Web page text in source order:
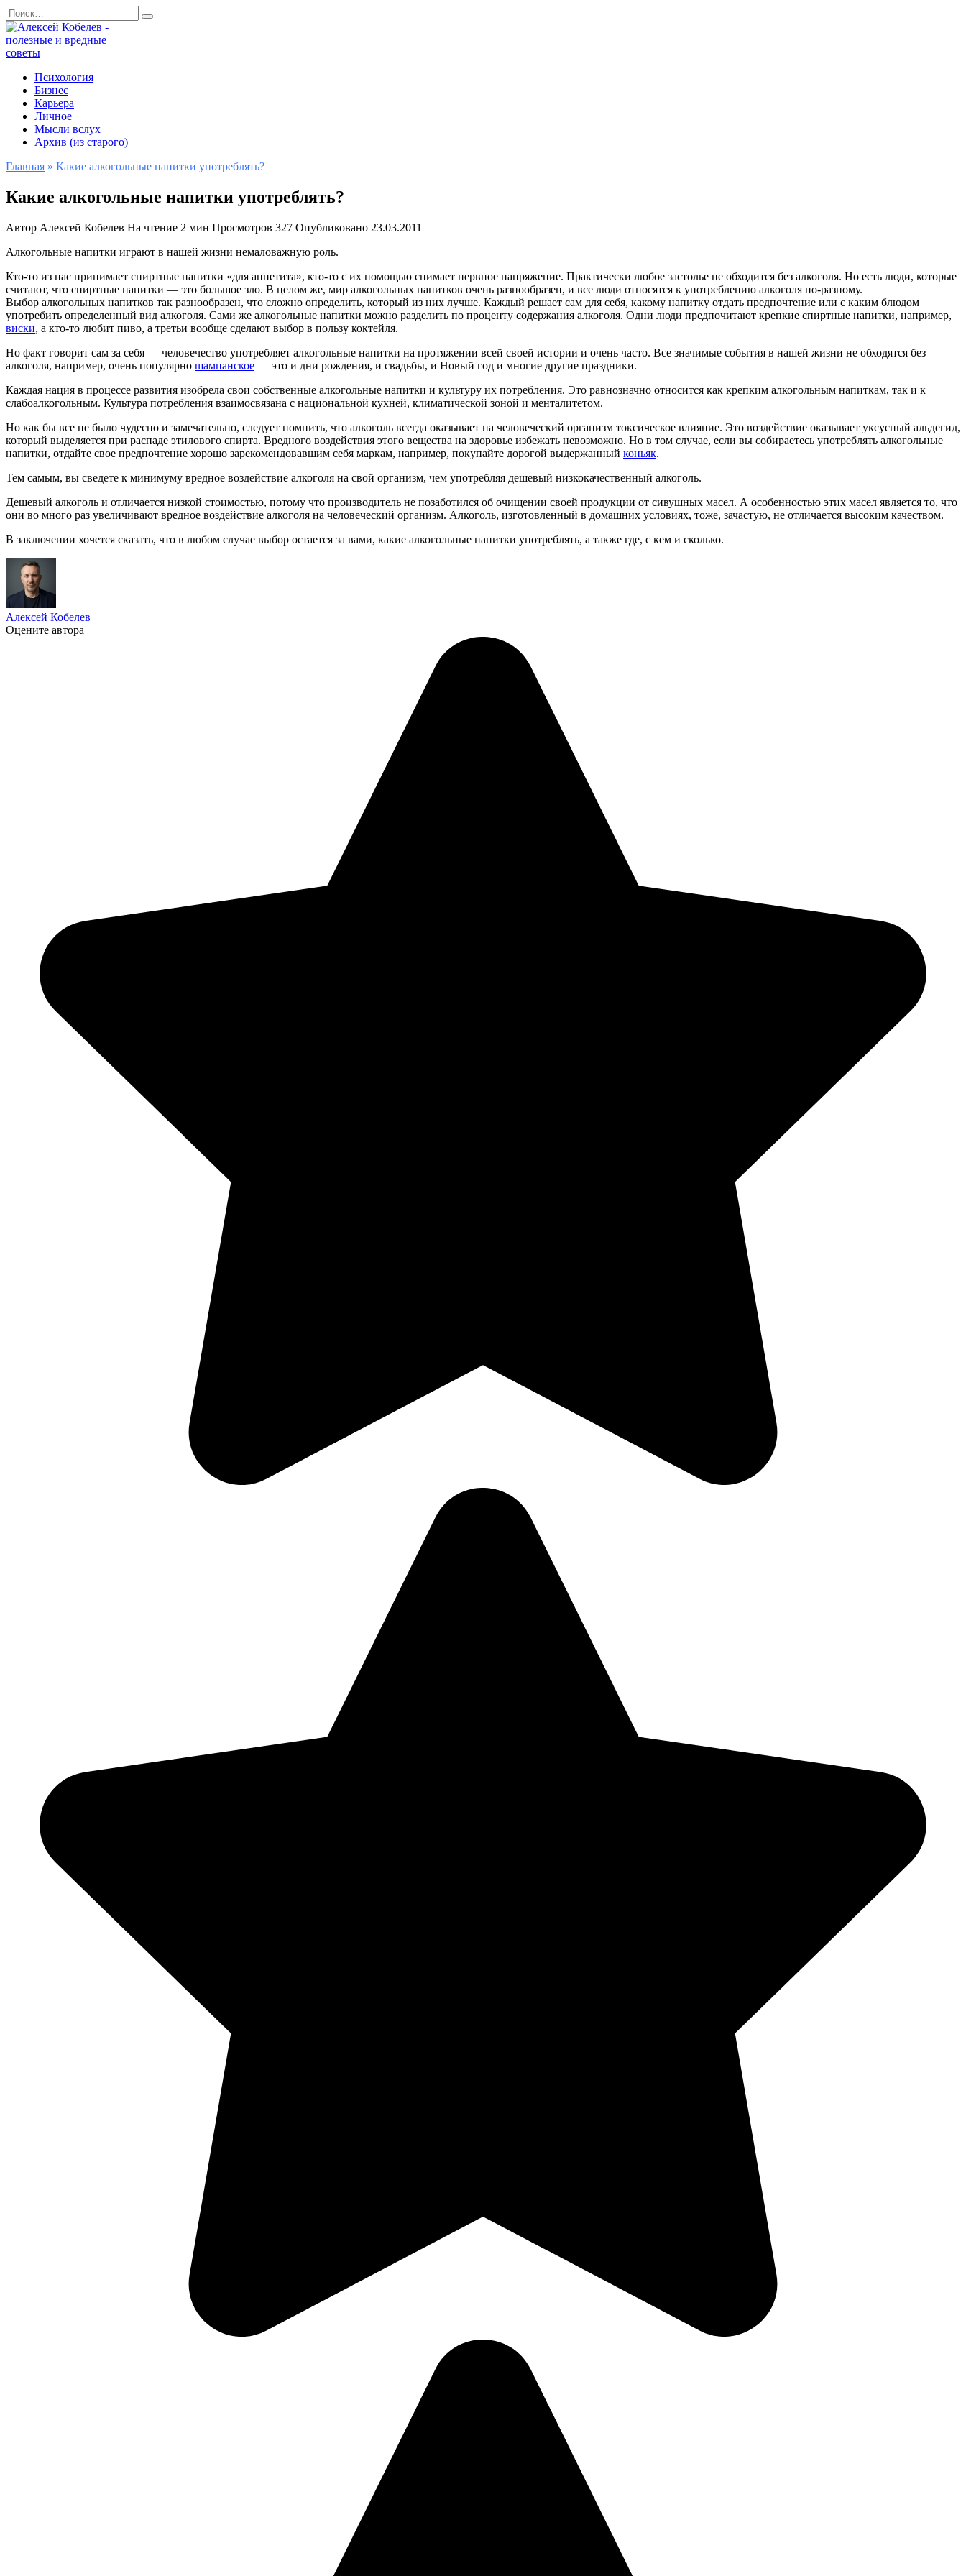
Перейти
к
содержанию
Search
for:
Психология
Бизнес
Карьера
Личное
Мысли вслух
Архив (из старого)
Главная » Какие алкогольные напитки употреблять?
Какие алкогольные напитки употреблять?
Автор Алексей Кобелев На чтение 2 мин Просмотров 327 Опубликовано 23.03.2011
Алкогольные напитки играют в нашей жизни немаловажную роль.
Кто-то из нас принимает спиртные напитки «для аппетита», кто-то с их помощью снимает нервное напряжение. Практически любое застолье не обходится без алкоголя. Но есть люди, которые
считают, что спиртные напитки — это большое зло. В целом же, мир алкогольных напитков очень разнообразен, и все люди относятся к употреблению алкоголя по-разному.
Выбор алкогольных напитков так разнообразен, что сложно определить, который из них лучше. Каждый решает сам для себя, какому напитку отдать предпочтение или с каким блюдом
употребить определенный вид алкоголя. Сами же алкогольные напитки можно разделить по проценту содержания алкоголя. Одни люди предпочитают крепкие спиртные напитки, например,
виски, а кто-то любит пиво, а третьи вообще сделают выбор в пользу коктейля.
Но факт говорит сам за себя — человечество употребляет алкогольные напитки на протяжении всей своей истории и очень часто. Все значимые события в нашей жизни не обходятся без
алкоголя, например, очень популярно шампанское — это и дни рождения, и свадьбы, и Новый год и многие другие праздники.
Каждая нация в процессе развития изобрела свои собственные алкогольные напитки и культуру их потребления. Это равнозначно относится как крепким алкогольным напиткам, так и к
слабоалкогольным. Культура потребления взаимосвязана с национальной кухней, климатической зоной и менталитетом.
Но как бы все не было чудесно и замечательно, следует помнить, что алкоголь всегда оказывает на человеческий организм токсическое влияние. Это воздействие оказывает уксусный альдегид,
который выделяется при распаде этилового спирта. Вредного воздействия этого вещества на здоровье избежать невозможно. Но в том случае, если вы собираетесь употреблять алкогольные
напитки, отдайте свое предпочтение хорошо зарекомендовавшим себя маркам, например, покупайте дорогой выдержанный коньяк.
Тем самым, вы сведете к минимуму вредное воздействие алкоголя на свой организм, чем употребляя дешевый низкокачественный алкоголь.
Дешевый алкоголь и отличается низкой стоимостью, потому что производитель не позаботился об очищении своей продукции от сивушных масел. А особенностью этих масел является то, что
они во много раз увеличивают вредное воздействие алкоголя на человеческий организм. Алкоголь, изготовленный в домашних условиях, тоже, зачастую, не отличается высоким качеством.
В заключении хочется сказать, что в любом случае выбор остается за вами, какие алкогольные напитки употреблять, а также где, с кем и сколько.
Алексей Кобелев
Оцените автора